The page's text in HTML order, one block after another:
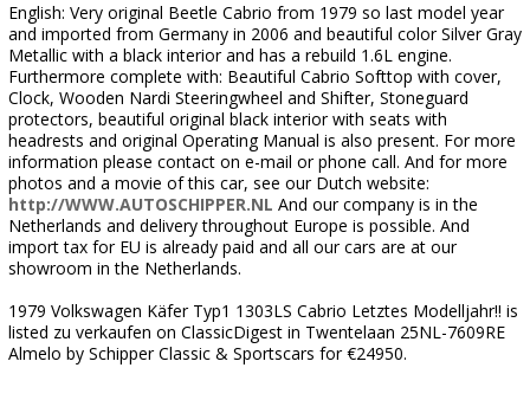
English: Very original Beetle Cabrio from 1979 so last model year
and imported from Germany in 2006 and beautiful color Silver Gray
Metallic with a black interior and has a rebuild 1.6L engine.
Furthermore complete with: Beautiful Cabrio Softtop with cover,
Clock, Wooden Nardi Steeringwheel and Shifter, Stoneguard
protectors, beautiful original black interior with seats with
headrests and original Operating Manual is also present. For more
information please contact on e-mail or phone call. And for more
photos and a movie of this car, see our Dutch website:
http://WWW.AUTOSCHIPPER.NL And our company is in the
Netherlands and delivery throughout Europe is possible. And
import tax for EU is already paid and all our cars are at our
showroom in the Netherlands.
1979 Volkswagen Käfer Typ1 1303LS Cabrio Letztes Modelljahr!! is
listed zu verkaufen on ClassicDigest in Twentelaan 25NL-7609RE
Almelo by Schipper Classic & Sportscars for €24950.